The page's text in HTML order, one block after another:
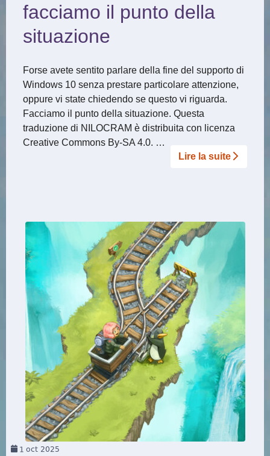
facciamo il punto della
situazione
Forse avete sentito parlare della fine del supporto di
Windows 10 senza prestare particolare attenzione,
oppure vi state chiedendo se questo vi riguarda.
Facciamo il punto della situazione. Questa
traduzione di NILOCRAM è distribuita con licenza
Creative Commons By-SA 4.0. …
Lire la suite­­
1 oct 2025